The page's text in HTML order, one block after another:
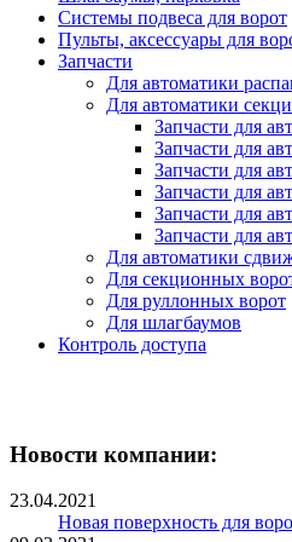
Системы подвеса для ворот
Пульты, аксессуары для
Запчасти
Для автоматики
Для автоматики
Запчасти для
Запчасти для
Запчасти для
Запчасти для
Запчасти для
Запчасти для
Для автоматики
Для секционных
Для руллонных ворот
Для шлагбаумов
Контроль доступа
Новости компании:
23.04.2021
Новая поверхность для